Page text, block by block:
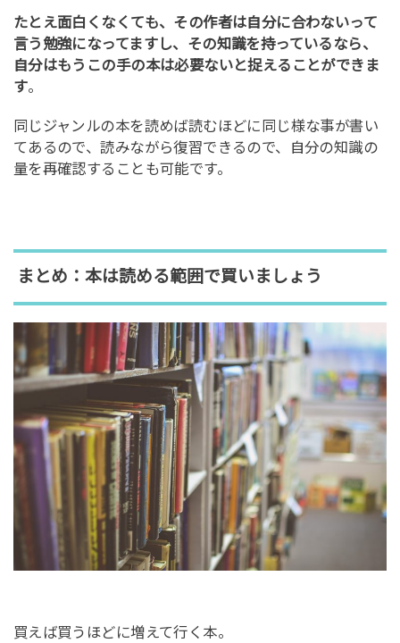
たとえ面白くなくても、その作者は自分に合わないって
言う勉強になってますし、その知識を持っているなら、
自分はもうこの手の本は必要ないと捉えることができま
す。
同じジャンルの本を読めば読むほどに同じ様な事が書い
てあるので、読みながら復習できるので、自分の知識の
量を再確認することも可能です。
まとめ：本は読める範囲で買いましょう
買えば買うほどに増えて行く本。